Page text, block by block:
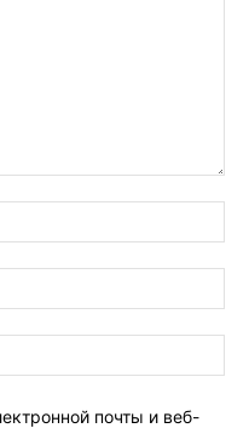
почты и веб-